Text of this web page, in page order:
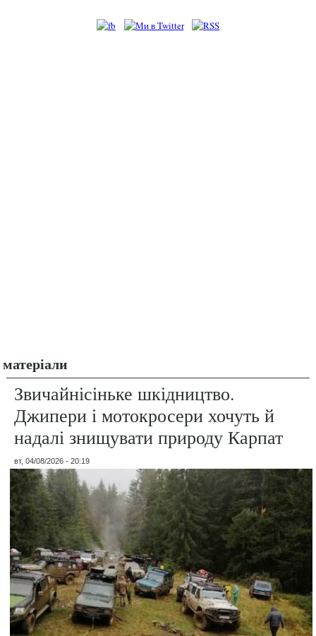
матеріали
Звичайнісіньке шкідництво.
Джипери і мотокросери хочуть й
надалі знищувати природу Карпат
вт, 04/08/2026 - 20:19